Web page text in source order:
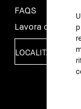
FAQS
Lavora con noi
LOCALITÀ